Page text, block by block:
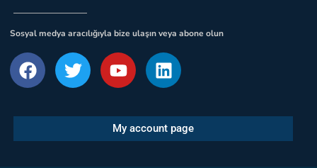
Sosyal medya aracılığıyla bize ulaşın veya abone olun
My account page